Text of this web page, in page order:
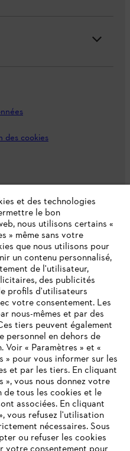
des cookies
Puurs-Sint-Amands,
INTERNET
CHARGE
et des technologies
le bon
nous utilisons certains «
» même sans votre
que nous utilisons pour
un contenu personnalisé,
de l'utilisateur,
des publicités
profils d'utilisateurs
votre consentement. Les
nous-mêmes et par des
tiers peuvent également
personnel en dehors de
Voir « Paramètres » et «
» pour vous informer sur les
et par les tiers. En cliquant
vous nous donnez votre
de tous les cookies et le
associées. En cliquant
vous refusez l'utilisation
nécessaires. Sous
ou refuser les cookies